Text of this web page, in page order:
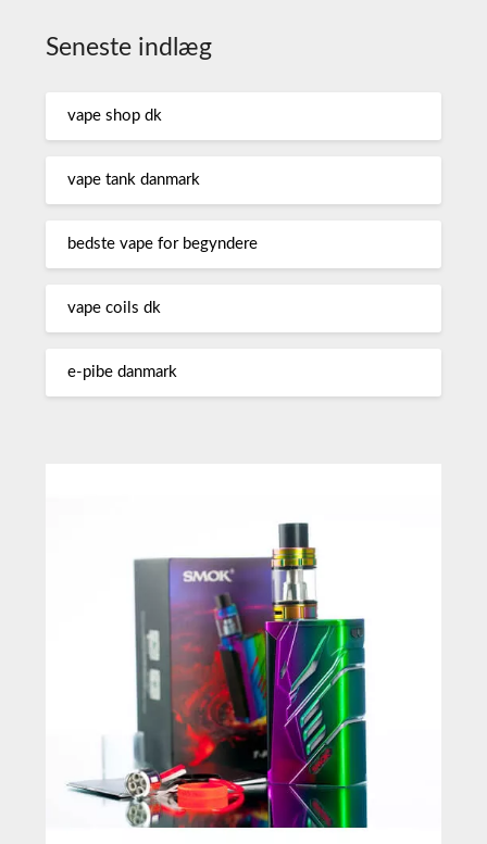
Seneste indlæg
vape shop dk
vape tank danmark
bedste vape for begyndere
vape coils dk
e-pibe danmark